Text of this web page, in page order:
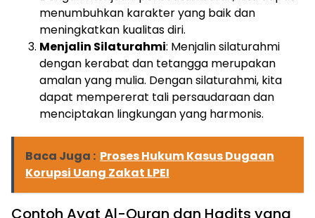
menumbuhkan karakter yang baik dan
meningkatkan kualitas diri.
Menjalin Silaturahmi: Menjalin silaturahmi
dengan kerabat dan tetangga merupakan
amalan yang mulia. Dengan silaturahmi, kita
dapat mempererat tali persaudaraan dan
menciptakan lingkungan yang harmonis.
Baca Juga : Proses Hukum Kasus Dugaan
Korupsi Uang Zakat LPEI
Contoh Ayat Al-Quran dan Hadits yang